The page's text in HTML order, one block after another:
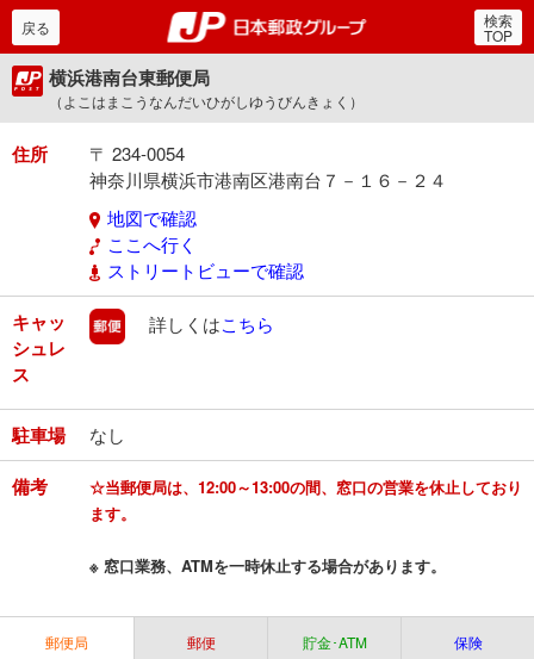
郵便局・日本郵政グルー
戻る 検索
TOP
横浜港南台東郵便局
（よこはまこうなんだいひがしゆうびんきょく）
住所
〒 234-0054
神奈川県横浜市港南区港南台７－１６－２４
地図で確認
ここへ行く
ストリートビューで確認
キャッ
シュレ
ス
郵便
詳しくはこちら
駐車場 なし
備考
☆当郵便局は、12:00～13:00の間、窓口の営業を休止しており
ます。
※ 窓口業務、ATMを一時休止する場合があります。
郵便局 郵便 貯金･ATM 保険